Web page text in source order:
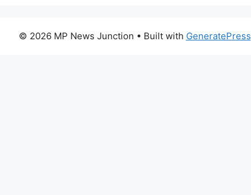
© 2026 MP News Junction • Built with GeneratePress